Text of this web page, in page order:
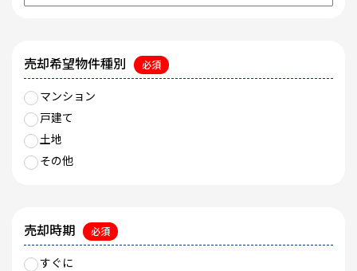
売却希望物件種別 必須
マンション
戸建て
土地
その他
売却時期 必須
すぐに